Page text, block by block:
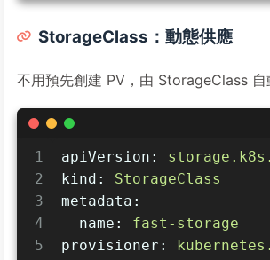
StorageClass：動態供應
不用預先創建 PV，由 StorageClass 自
1
2
3
4
5
apiVersion:
kind:
StorageClass
metadata:
name:
fast-storage
provisioner: